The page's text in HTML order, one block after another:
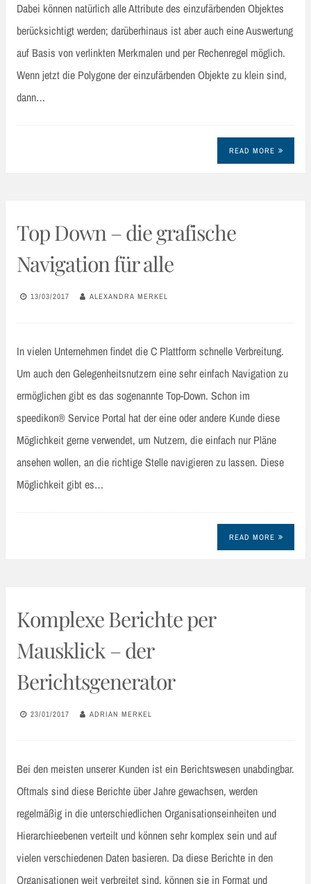
Dabei können natürlich alle Attribute des einzufärbenden Objektes
berücksichtigt werden; darüberhinaus ist aber auch eine Auswertung
auf Basis von verlinkten Merkmalen und per Rechenregel möglich.
Wenn jetzt die Polygone der einzufärbenden Objekte zu klein sind,
dann…
READ MORE
Top Down – die grafische
Navigation für alle
13/03/2017 ALEXANDRA MERKEL
In vielen Unternehmen findet die C Plattform schnelle Verbreitung.
Um auch den Gelegenheitsnutzern eine sehr einfach Navigation zu
ermöglichen gibt es das sogenannte Top-Down. Schon im
speedikon® Service Portal hat der eine oder andere Kunde diese
Möglichkeit gerne verwendet, um Nutzern, die einfach nur Pläne
ansehen wollen, an die richtige Stelle navigieren zu lassen. Diese
Möglichkeit gibt es…
READ MORE
Komplexe Berichte per
Mausklick – der
Berichtsgenerator
23/01/2017 ADRIAN MERKEL
Bei den meisten unserer Kunden ist ein Berichtswesen unabdingbar.
Oftmals sind diese Berichte über Jahre gewachsen, werden
regelmäßig in die unterschiedlichen Organisationseinheiten und
Hierarchieebenen verteilt und können sehr komplex sein und auf
vielen verschiedenen Daten basieren. Da diese Berichte in den
Organisationen weit verbreitet sind, können sie in Format und